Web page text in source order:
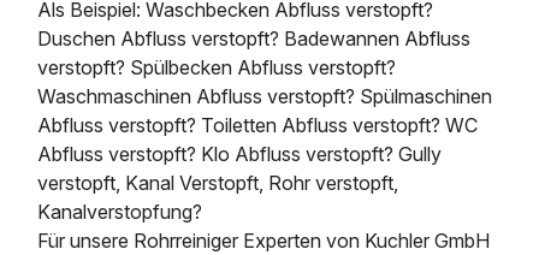
Als Beispiel: Waschbecken Abfluss verstopft?
Duschen Abfluss verstopft? Badewannen Abfluss
verstopft? Spülbecken Abfluss verstopft?
Waschmaschinen Abfluss verstopft? Spülmaschinen
Abfluss verstopft? Toiletten Abfluss verstopft? WC
Abfluss verstopft? Klo Abfluss verstopft? Gully
verstopft, Kanal Verstopft, Rohr verstopft,
Kanalverstopfung?
Für unsere Rohrreiniger Experten von Kuchler GmbH